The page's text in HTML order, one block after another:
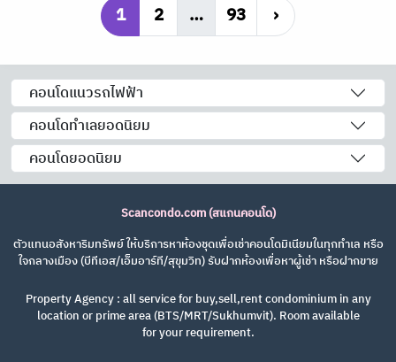
1 2 … 93 ›
คอนโดแนวรถไฟฟ้า
คอนโดทำเลยอดนิยม
คอนโดยอดนิยม
Scancondo.com (สแกนคอนโด)
ตัวแทนอสังหาริมทรัพย์ ให้บริการหาห้องชุดเพื่อเช่าคอนโดมิเนียมในทุกทำเล หรือ
ใจกลางเมือง (บีทีเอส/เอ็มอาร์ที/สุขุมวิท) รับฝากห้องเพื่อหาผู้เช่า หรือฝากขาย
Property Agency : all service for buy,sell,rent condominium in any
location or prime area (BTS/MRT/Sukhumvit). Room available
for your requirement.